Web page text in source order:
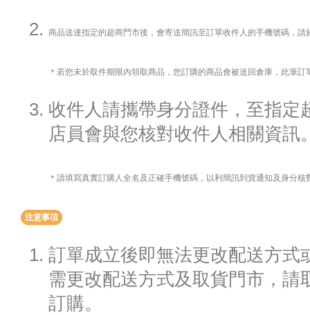
商品送達指定的超商門市後，會寄送簡訊至訂單收件人的手機號碼，
＊若您未於取件期限內領取商品，您訂購的商品會被送回倉庫，此筆訂
收件人請攜帶身分證件，至指定
店員會與您核對收件人相關資訊
＊請填寫真實訂購人全名及正確手機號碼，以利簡訊到貨通知及身分核
注意事項
訂單成立後即無法更改配送方式
需更改配送方式及取貨門市，請
訂購。